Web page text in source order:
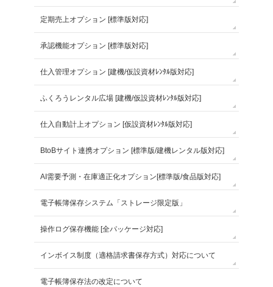
定期売上オプション [標準版対応]
承認機能オプション [標準版対応]
仕入管理オプション [建機/仮設資材ﾚﾝﾀﾙ版対応]
ふくろうレンタル広場 [建機/仮設資材ﾚﾝﾀﾙ版対応]
仕入自動計上オプション [仮設資材ﾚﾝﾀﾙ版対応]
BtoBサイト連携オプション [標準版/建機レンタル版対応]
AI需要予測・在庫適正化オプション[標準版/食品版対応]
電子帳簿保存システム「ストレージ限定版」
操作ログ保存機能 [全パッケージ対応]
インボイス制度（適格請求書保存方式）対応について
電子帳簿保存法の改定について